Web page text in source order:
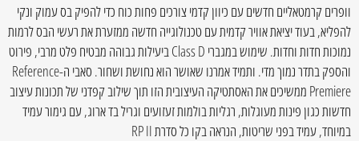
וופרים קרמטאליים חדשים עם כיוון קדמי צורכים פחות כוח כדי להפיק בס עמוק ונקי
להפליא, בעוד יציאת אוויר קדמית עם טכנולוגייה חדשה ממזערת את רעשי הבס לרמות
נמוכות חדות וחדות. שימוש במגברי Class D ביעילות גבוהה מבטיח פלט מרבי, פירוט
והספק בתדר נמוך מדי. ותמיד אמרנו שאושר הוא נחושת ושחור. סאבי ה-Reference
Premiere ממשיכים את האסתטיקה העיצובית הזו תוך שילוב קפדני של תכונות עיצוב
חדשות כגון פינות מעוגלות, רגליות בולמות זעזועים וגריל בד ארוג, עם גימור עמיד
במיוחד, עמיד בפני שריטות, הנראה בקו כל סדרת RP II